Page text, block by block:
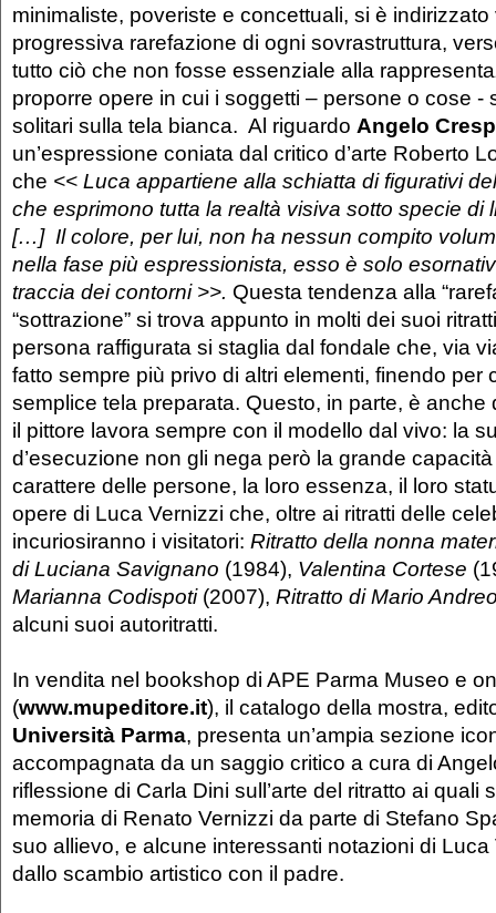
minimaliste, poveriste e concettuali, si è indirizzato
progressiva rarefazione di ogni sovrastruttura,
tutto ciò che non fosse essenziale alla
proporre opere in cui i soggetti – persone o cose -
solitari sulla tela bianca. Al riguardo Angelo
un’espressione coniata dal critico d’arte Roberto
che << Luca appartiene alla schiatta di figurativi
che esprimono tutta la realtà visiva sotto specie di
[…] Il colore, per lui, non ha nessun compito
nella fase più espressionista, esso è solo
traccia dei contorni >>. Questa tendenza alla
“sottrazione” si trova appunto in molti dei suoi
persona raffigurata si staglia dal fondale che, via
fatto sempre più privo di altri elementi, finendo per
semplice tela preparata. Questo, in parte, è anche
il pittore lavora sempre con il modello dal vivo: la
d’esecuzione non gli nega però la grande
carattere delle persone, la loro essenza, il loro
opere di Luca Vernizzi che, oltre ai ritratti delle
incuriosiranno i visitatori: Ritratto della nonna
di Luciana Savignano (1984), Valentina Cortese
Marianna Codispoti(2007), Ritratto di Mario
alcuni suoi autoritratti.
In vendita nel bookshop di APE Parma Museo e
(www.mupeditore.it), il catalogo della mostra,
Università Parma, presenta un’ampia sezione
accompagnata da un saggio critico a cura di
riflessione di Carla Dini sull’arte del ritratto ai quali
memoria di Renato Vernizzi da parte di Stefano
suo allievo, e alcune interessanti notazioni di Luca
dallo scambio artistico con il padre.